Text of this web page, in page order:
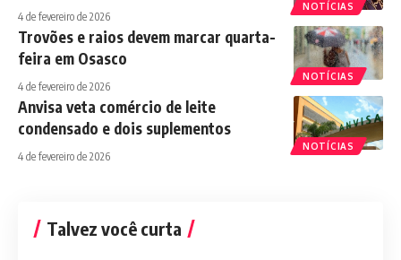
NOTÍCIAS
4 de fevereiro de 2026
NOTÍCIAS
Trovões e raios devem marcar quarta-
feira em Osasco
4 de fevereiro de 2026
NOTÍCIAS
Anvisa veta comércio de leite
condensado e dois suplementos
4 de fevereiro de 2026
Talvez você curta